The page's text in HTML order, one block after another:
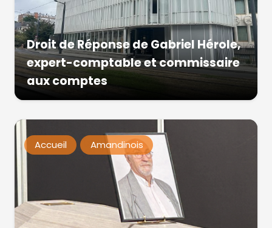
Droit de Réponse de Gabriel Hérole,
expert-comptable et commissaire
aux comptes
Accueil Amandinois